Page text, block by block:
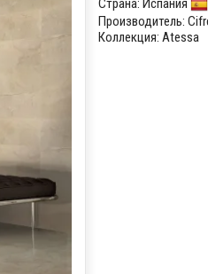
Страна: Испания
Производитель:
Коллекция: Atessa